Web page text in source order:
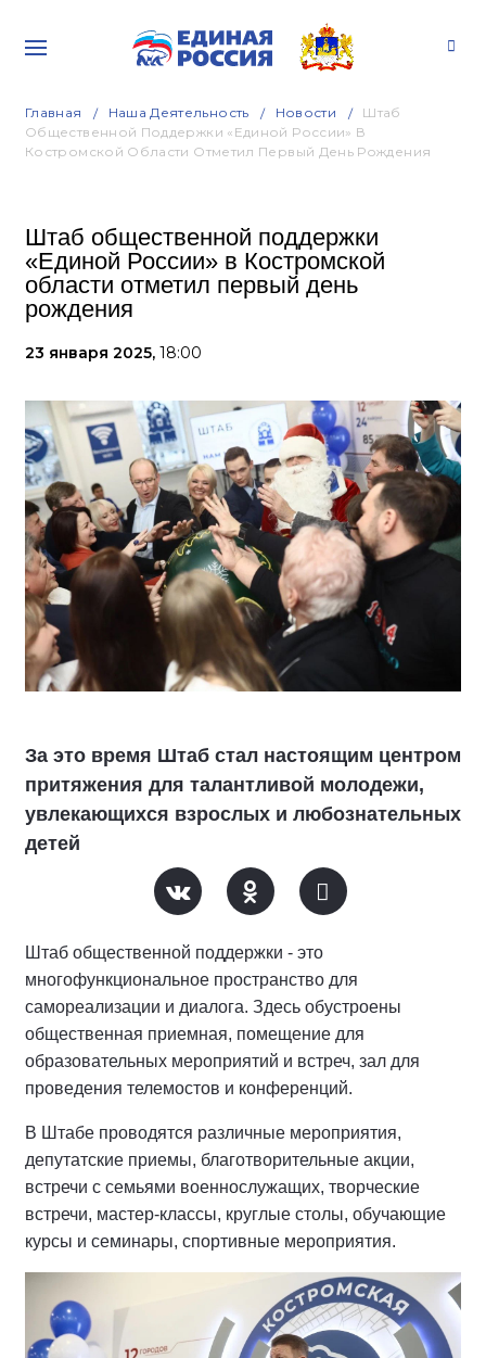
Главная Наша Деятельность Новости
Штаб
Общественной Поддержки «Единой России» В
Костромской Области Отметил Первый День Рождения
Штаб общественной поддержки
«Единой России» в Костромской
области отметил первый день
рождения
23 января 2025, 18:00
За это время Штаб стал настоящим центром
притяжения для талантливой молодежи,
увлекающихся взрослых и любознательных
детей
Штаб общественной поддержки - это
многофункциональное пространство для
самореализации и диалога. Здесь обустроены
общественная приемная, помещение для
образовательных мероприятий и встреч, зал для
проведения телемостов и конференций.
В Штабе проводятся различные мероприятия,
депутатские приемы, благотворительные акции,
встречи с семьями военнослужащих, творческие
встречи, мастер-классы, круглые столы, обучающие
курсы и семинары, спортивные мероприятия.